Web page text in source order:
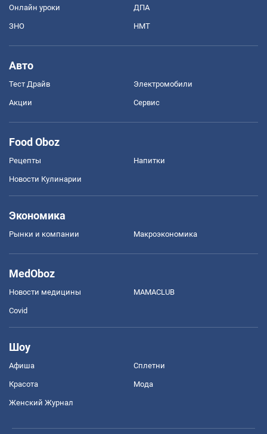
Онлайн уроки ДПА
ЗНО НМТ
Авто
Тест Драйв Электромобили
Акции Сервис
Food Oboz
Рецепты Напитки
Новости Кулинарии
Экономика
Рынки и компании Mакроэкономика
MedOboz
Новости медицины MAMACLUB
Covid
Шоу
Афиша Сплетни
Красота Мода
Женский Журнал